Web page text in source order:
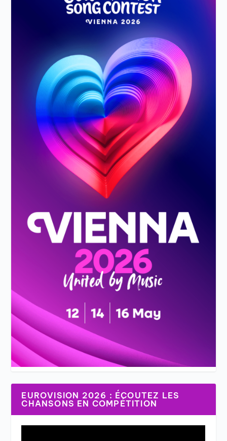
EUROVISION 2026 : ÉCOUTEZ LES
CHANSONS EN COMPÉTITION